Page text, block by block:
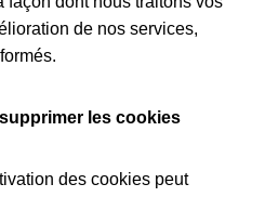
de nos services,
les cookies
des cookies peut